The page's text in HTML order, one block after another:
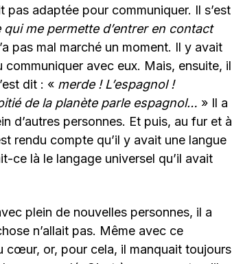
pas adaptée pour communiquer. Il s’est
me permette d’entrer en contact
pas mal marché un moment. Il y avait
avec eux. Mais, ensuite, il
dit : « merde ! L’espagnol !
de la planète parle espagnol… » Il a
d’autres personnes. Et puis, au fur et à
rendu compte qu’il y avait une langue
ce là le langage universel qu’il avait
plein de nouvelles personnes, il a
n’allait pas. Même avec ce
cœur, or, pour cela, il manquait toujours